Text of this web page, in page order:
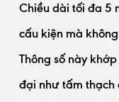
Chiều dài tối đa 5
cấu kiện mà
Thông số này
đại như tấm thạch